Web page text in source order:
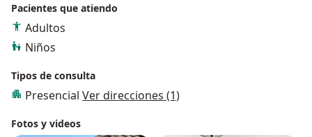
Pacientes que atiendo
Adultos
Niños
Tipos de consulta
Presencial Ver direcciones (1)
Fotos y videos